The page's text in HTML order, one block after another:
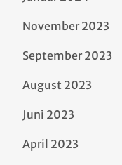
November 2023
September 2023
August 2023
Juni 2023
April 2023